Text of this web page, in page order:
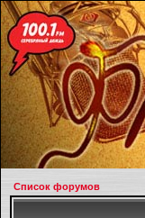
Список форумов